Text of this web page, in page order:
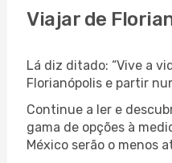
Viajar de
Lá diz ditado: “Vive a
Florianópolis e partir
Continue a ler e
gama de opções à
México serão o menos